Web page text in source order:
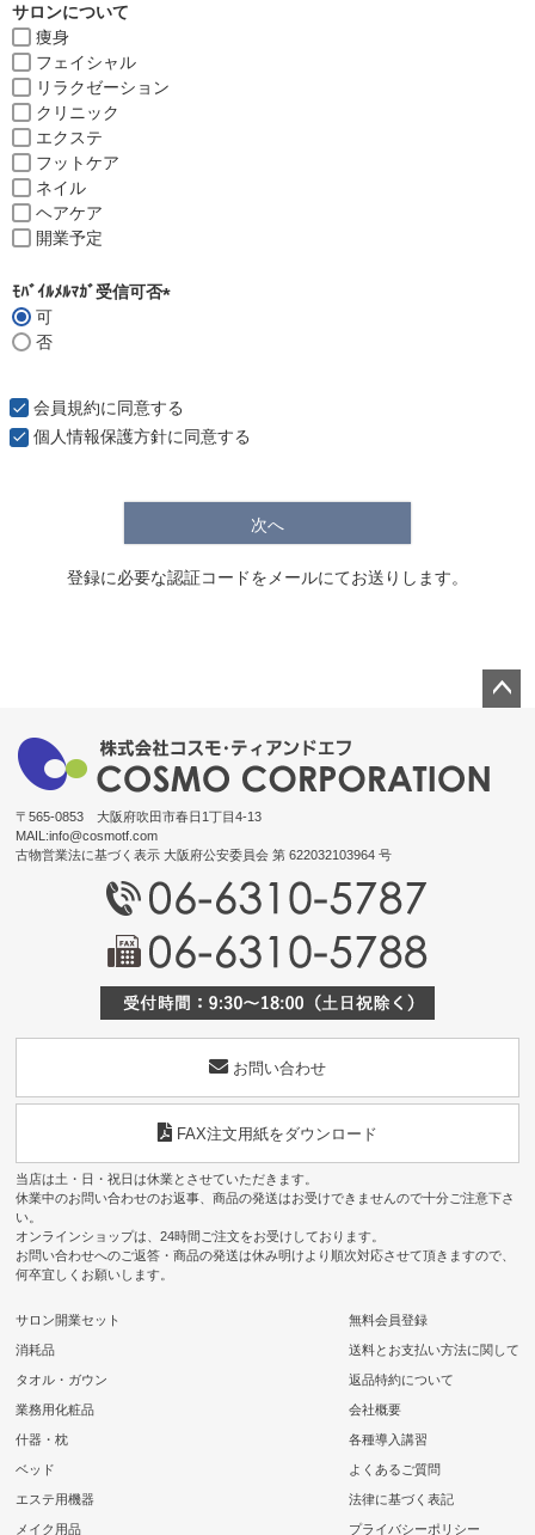
サロンについて
痩身
フェイシャル
リラクゼーション
クリニック
エクステ
フットケア
ネイル
ヘアケア
開業予定
ﾓﾊﾞｲﾙﾒﾙﾏｶﾞ受信可否
可
否
会員規約に同意する
個人情報保護方針に同意する
次へ
登録に必要な認証コードをメールにてお送りします。
ップ
へ
〒565-0853 大阪府吹田市春日1丁目4-13
MAIL:info@cosmotf.com
古物営業法に基づく表示 大阪府公安委員会 第 622032103964 号
お問い合わせ
FAX注文用紙をダウンロード
当店は土・日・祝日は休業とさせていただきます。
休業中のお問い合わせのお返事、商品の発送はお受けできませんので十分ご注意下さ
い。
オンラインショップは、24時間ご注文をお受けしております。
お問い合わせへのご返答・商品の発送は休み明けより順次対応させて頂きますので、
何卒宜しくお願いします。
サロン開業セット
消耗品
タオル・ガウン
業務用化粧品
什器・枕
ベッド
エステ用機器
メイク用品
無料会員登録
送料とお支払い方法に関して
返品特約について
会社概要
各種導入講習
よくあるご質問
法律に基づく表記
プライバシーポリシー